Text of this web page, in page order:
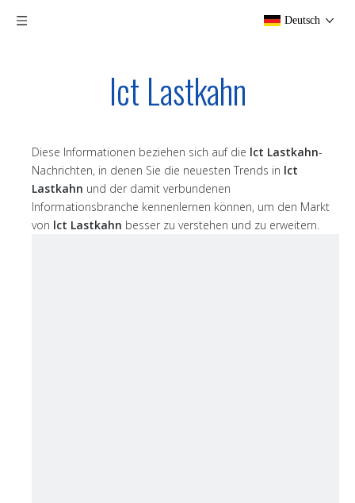
Deutsch
lct Lastkahn
Diese Informationen beziehen sich auf die lct Lastkahn-
Nachrichten, in denen Sie die neuesten Trends in lct
Lastkahn und der damit verbundenen
Informationsbranche kennenlernen können, um den Markt
von lct Lastkahn besser zu verstehen und zu erweitern.